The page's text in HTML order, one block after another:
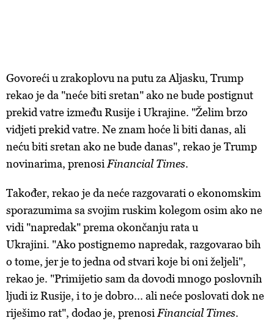
Govoreći u zrakoplovu na putu za Aljasku, Trump
rekao je da "neće biti sretan" ako ne bude postignut
prekid vatre između Rusije i Ukrajine. "Želim brzo
vidjeti prekid vatre. Ne znam hoće li biti danas, ali
neću biti sretan ako ne bude danas", rekao je Trump
novinarima, prenosiFinancial Times.
Također, rekao je da neće razgovarati o ekonomskim
sporazumima sa svojim ruskim kolegom osim ako ne
vidi "napredak" prema okončanju rata u
Ukrajini. "Ako postignemo napredak, razgovarao bih
o tome, jer je to jedna od stvari koje bi oni željeli",
rekao je. "Primijetio sam da dovodi mnogo poslovnih
ljudi iz Rusije, i to je dobro... ali neće poslovati dok ne
riješimo rat", dodao je, prenosiFinancial Times.